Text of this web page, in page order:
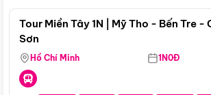
Tour Miền Tây 1N | Mỹ Tho - Bến Tre -
Sơn
Hồ Chí Minh 1N0Đ